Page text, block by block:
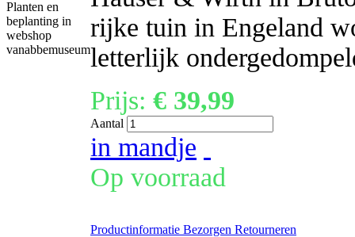
Planten en
beplanting in
webshop
vanabbemuseum
rijke tuin in Engeland
letterlijk
Prijs: € 39,99
Aantal
in mandje
Op voorraad
Productinformatie Bezorgen Retourneren